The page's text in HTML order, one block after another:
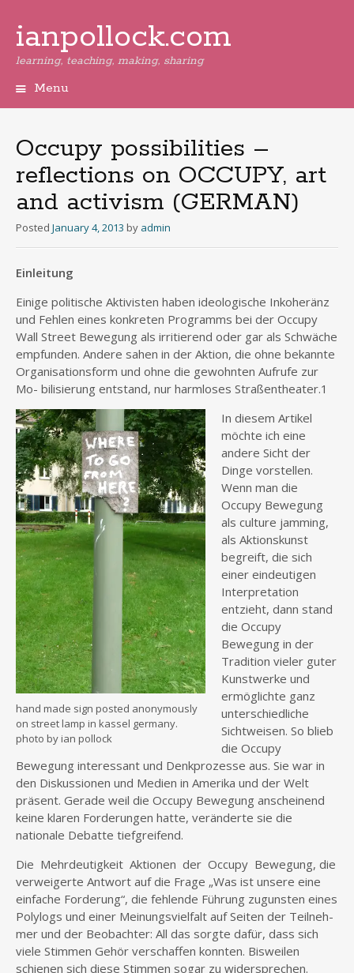
ianpollock.com
learning, teaching, making, sharing
Menu
Occupy possibilities –
reflections on OCCUPY, art
and activism (GERMAN)
Posted January 4, 2013 by admin
Einleitung
Einige politische Aktivisten haben ideologische Inkoheränz
und Fehlen eines konkreten Programms bei der Occupy
Wall Street Bewegung als irritierend oder gar als Schwäche
empfunden. Andere sahen in der Aktion, die ohne bekannte
Organisationsform und ohne die gewohnten Aufrufe zur
Mo- bilisierung entstand, nur harmloses Straßentheater.1
hand made sign posted anonymously
on street lamp in kassel germany.
photo by ian pollock
In diesem Artikel
möchte ich eine
andere Sicht der
Dinge vorstellen.
Wenn man die
Occupy Bewegung
als culture jamming,
als Aktionskunst
begreift, die sich
einer eindeutigen
Interpretation
entzieht, dann stand
die Occupy
Bewegung in der
Tradition vieler guter
Kunstwerke und
ermöglichte ganz
unterschiedliche
Sichtweisen. So blieb
die Occupy
Bewegung interessant und Denkprozesse aus. Sie war in
den Diskussionen und Medien in Amerika und der Welt
präsent. Gerade weil die Occupy Bewegung anscheinend
keine klaren Forderungen hatte, veränderte sie die
nationale Debatte tiefgreifend.
Die Mehrdeutigkeit Aktionen der Occupy Bewegung, die
verweigerte Antwort auf die Frage „Was ist unsere eine
einfache Forderung“, die fehlende Führung zugunsten eines
Polylogs und einer Meinungsvielfalt auf Seiten der Teilneh-
mer und der Beobachter: All das sorgte dafür, dass sich
viele Stimmen Gehör verschaffen konnten. Bisweilen
schienen sich diese Stimmen sogar zu widersprechen.